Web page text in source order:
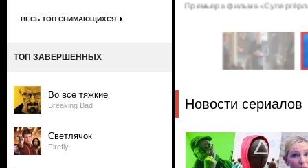
ВЕСЬ ТОП СНИМАЮЩИХСЯ
ТОП ЗАВЕРШЕННЫХ
Во все тяжкие
Breaking Bad
Светлячок
Firefly
«Вестис»
Премьера фильма
Новости сериалов